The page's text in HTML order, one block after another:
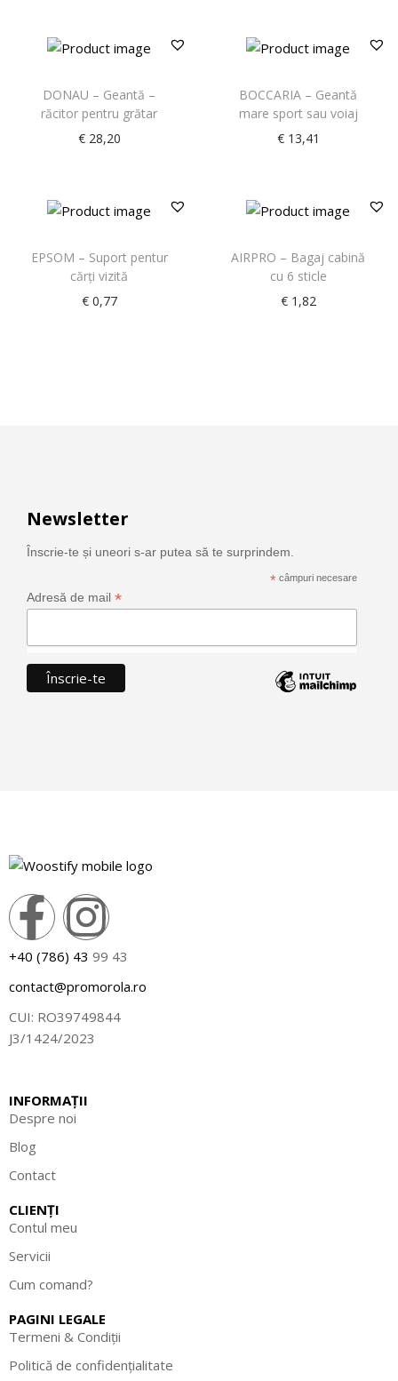
DONAU – Geantă –
răcitor pentru grătar
€28,20
BOCCARIA – Geantă
mare sport sau voiaj
€13,41
EPSOM – Suport pentur
cărți vizită
€0,77
AIRPRO – Bagaj cabină
cu 6 sticle
€1,82
Newsletter
Înscrie-te și uneori s-ar putea să te surprindem.
* câmpuri necesare
Adresă de mail *
+40 (786) 43 99 43
contact@promorola.ro
CUI: RO39749844
J3/1424/2023
INFORMAȚII
Despre noi
Blog
Contact
CLIENȚI
Contul meu
Servicii
Cum comand?
PAGINI LEGALE
Termeni & Condiții
Politică de confidențialitate